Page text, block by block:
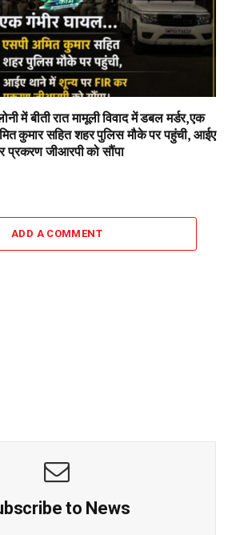
में बीती रात मामूली विवाद में डबल मर्डर,एक
कुमार सहित शहर पुलिस मौके पर पहुंची, आईए
प्रकरण जीआरपी को सौंपा
ADD A COMMENT
to News